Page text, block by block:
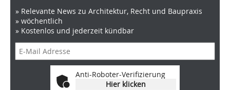
» Relevante News zu Architektur, Recht und Baupraxis
» wöchentlich
» Kostenlos und jederzeit kündbar
Anti-Roboter-Verifizierung
Hier klicken